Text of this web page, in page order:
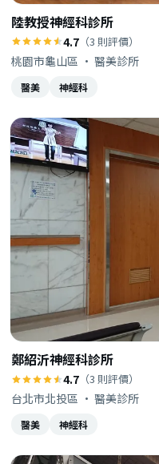
陸教授神經科診所
4.7 （3 則評價）
桃園市龜山區 · 醫美診所
醫美 神經科
鄭紹沂神經科診所
4.7 （3 則評價）
台北市北投區 · 醫美診所
醫美 神經科